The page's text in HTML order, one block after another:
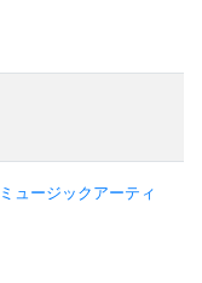
ュージックアーティ